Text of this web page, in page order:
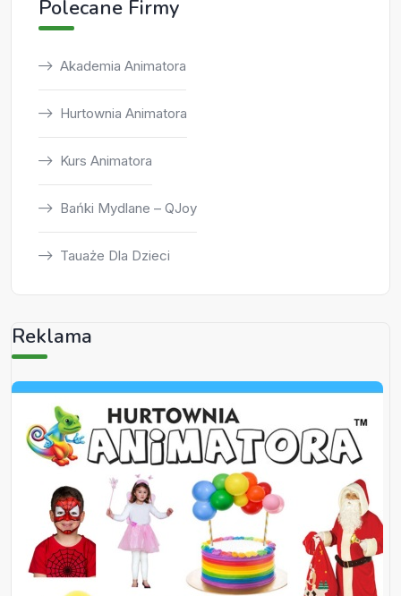
Polecane Firmy
Akademia Animatora
Hurtownia Animatora
Kurs Animatora
Bańki Mydlane – QJoy
Tauaże Dla Dzieci
Reklama